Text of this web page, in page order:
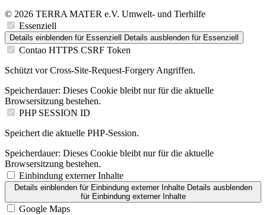
© 2026 TERRA MATER e.V. Umwelt- und Tierhilfe
Essenziell
Details einblenden für Essenziell Details ausblenden für Essenziell
Contao HTTPS CSRF Token
Schützt vor Cross-Site-Request-Forgery Angriffen.
Speicherdauer: Dieses Cookie bleibt nur für die aktuelle
Browsersitzung bestehen.
PHP SESSION ID
Speichert die aktuelle PHP-Session.
Speicherdauer: Dieses Cookie bleibt nur für die aktuelle
Browsersitzung bestehen.
Einbindung externer Inhalte
Details einblendenfür Einbindung externer Inhalte Details ausblenden
für Einbindung externer Inhalte
Google Maps